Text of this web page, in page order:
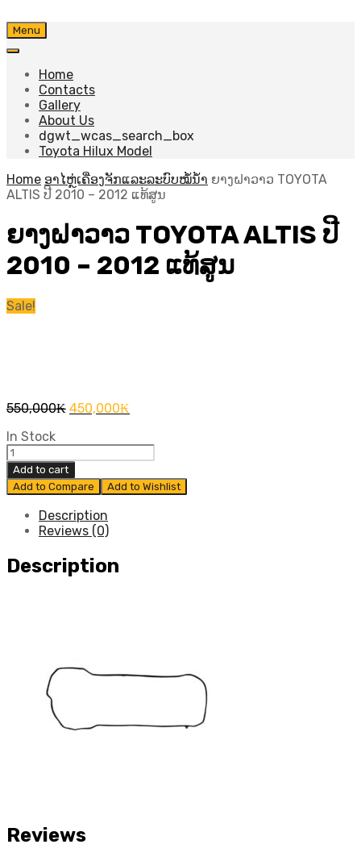
Skip
to
Menu
Home
Contacts
Gallery
About Us
dgwt_wcas_search_box
Toyota Hilux Model
Home ອາໄຫຼ່ເຄື່ອງຈັກແລະລະບົບໝໍ້ນ້ຳ ຍາງຝາວາວ TOYOTA
ALTIS ປີ​ 2010 – 2012 ແທ້ສູນ
ຍາງຝາວາວ TOYOTA ALTIS ປີ​
2010 – 2012 ແທ້ສູນ
Sale!
550,000₭ Original
450,000₭
In Stock
ຍາງ
ຝາ
ວາວ
TOYOTA
ALTIS
-
2012
Add to cart
Add to Compare
Add to Wishlist
Description
Reviews (0)
Description
Reviews